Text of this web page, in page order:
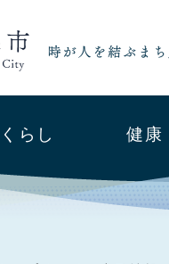
くらし 健康